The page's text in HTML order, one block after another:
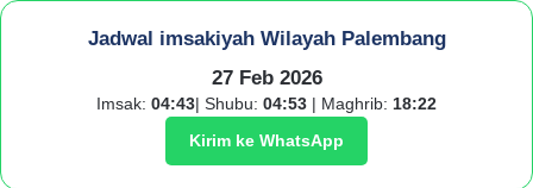
Jadwal imsakiyah Wilayah Palembang
27 Feb 2026
Imsak: 04:43| Shubu: 04:53 | Maghrib: 18:22
Kirim ke WhatsApp